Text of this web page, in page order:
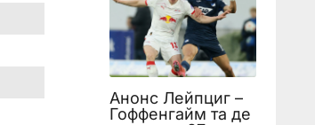
Анонс Лейпциг –
Гоффенгайм та де